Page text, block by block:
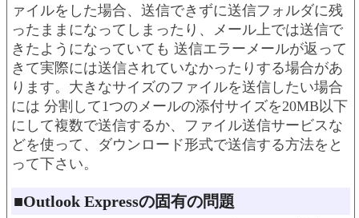
ァイルをした場合、送信できずに送信フォルダに残
ったままになってしまったり、メール上では送信で
きたようになっていても 送信エラーメールが返って
きて実際には送信されていなかったりする場合があ
ります。大きなサイズのファイルを送信したい場合
には 分割して1つのメールの添付サイズを20MB以下
にして複数で送信するか、ファイル送信サービスな
どを使って、ダウンロード形式で送信する方法をと
って下さい。
■Outlook Expressの固有の問題